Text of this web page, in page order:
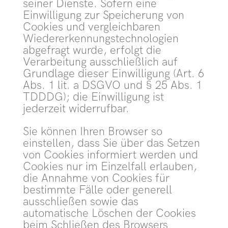
seiner Dienste. Sofern eine
Einwilligung zur Speicherung von
Cookies und vergleichbaren
Wiedererkennungstechnologien
abgefragt wurde, erfolgt die
Verarbeitung ausschließlich auf
Grundlage dieser Einwilligung (Art. 6
Abs. 1 lit. a DSGVO und § 25 Abs. 1
TDDDG); die Einwilligung ist
jederzeit widerrufbar.
Sie können Ihren Browser so
einstellen, dass Sie über das Setzen
von Cookies informiert werden und
Cookies nur im Einzelfall erlauben,
die Annahme von Cookies für
bestimmte Fälle oder generell
ausschließen sowie das
automatische Löschen der Cookies
beim Schließen des Browsers